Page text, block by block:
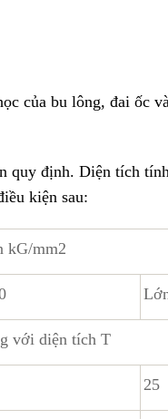
của bu lông, đai ốc
quy định. Diện tích
kiện sau:
kG/mm2
với diện tích T
25